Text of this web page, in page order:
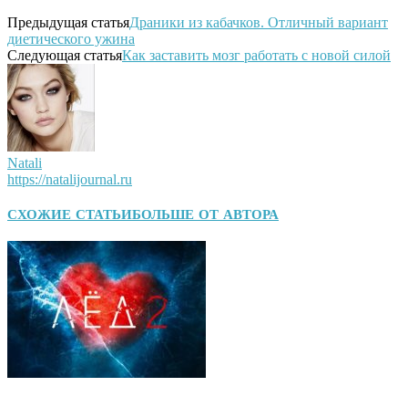
Предыдущая статьяДраники из кабачков. Отличный вариант
диетического ужина
Следующая статьяКак заставить мозг работать с новой силой
Natali
https://natalijournal.ru
СХОЖИЕ СТАТЬИБОЛЬШЕ ОТ АВТОРА